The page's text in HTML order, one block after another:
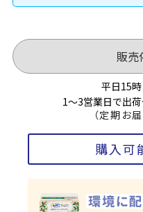
販売
平日15
1～3営業日で出荷
（定期お
購入可